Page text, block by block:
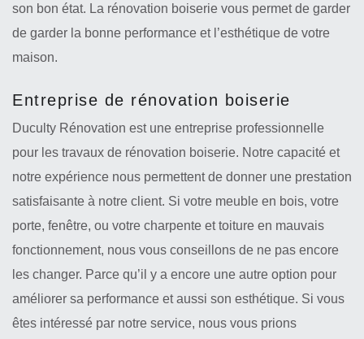
son bon état. La rénovation boiserie vous permet de garder
de garder la bonne performance et l’esthétique de votre
maison.
Entreprise de rénovation boiserie
Duculty Rénovation est une entreprise professionnelle
pour les travaux de rénovation boiserie. Notre capacité et
notre expérience nous permettent de donner une prestation
satisfaisante à notre client. Si votre meuble en bois, votre
porte, fenêtre, ou votre charpente et toiture en mauvais
fonctionnement, nous vous conseillons de ne pas encore
les changer. Parce qu’il y a encore une autre option pour
améliorer sa performance et aussi son esthétique. Si vous
êtes intéressé par notre service, nous vous prions